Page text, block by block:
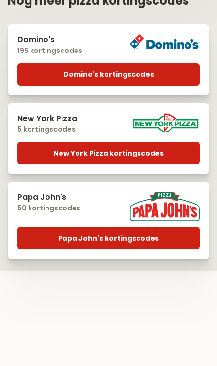
Domino's
195 kortingscodes
Domino's kortingscodes
New York Pizza
5 kortingscodes
New York Pizza kortingscodes
Papa John's
50 kortingscodes
Papa John's kortingscodes